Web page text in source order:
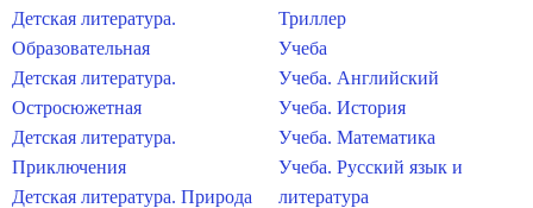
Детская литература.
Образовательная
Детская литература.
Остросюжетная
Детская литература.
Приключения
Детская литература. Природа
Триллер
Учеба
Учеба. Английский
Учеба. История
Учеба. Математика
Учеба. Русский язык и
литература